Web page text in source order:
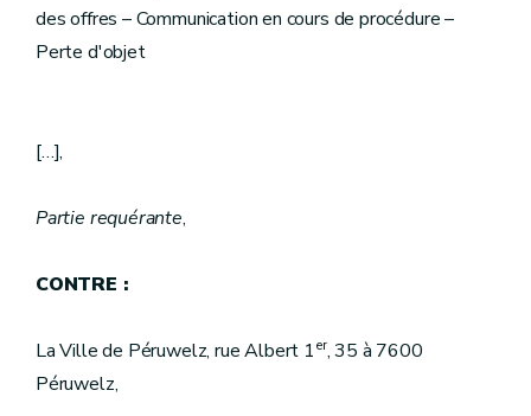
des offres – Communication en cours de procédure –
Perte d'objet
[…],
Partie requérante,
CONTRE :
La Ville de Péruwelz, rue Albert 1er, 35 à 7600
Péruwelz,